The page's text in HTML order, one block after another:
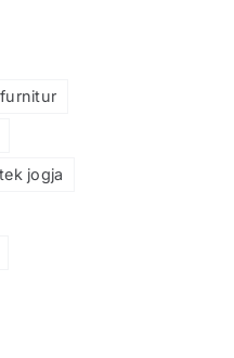
furnitur
jogja